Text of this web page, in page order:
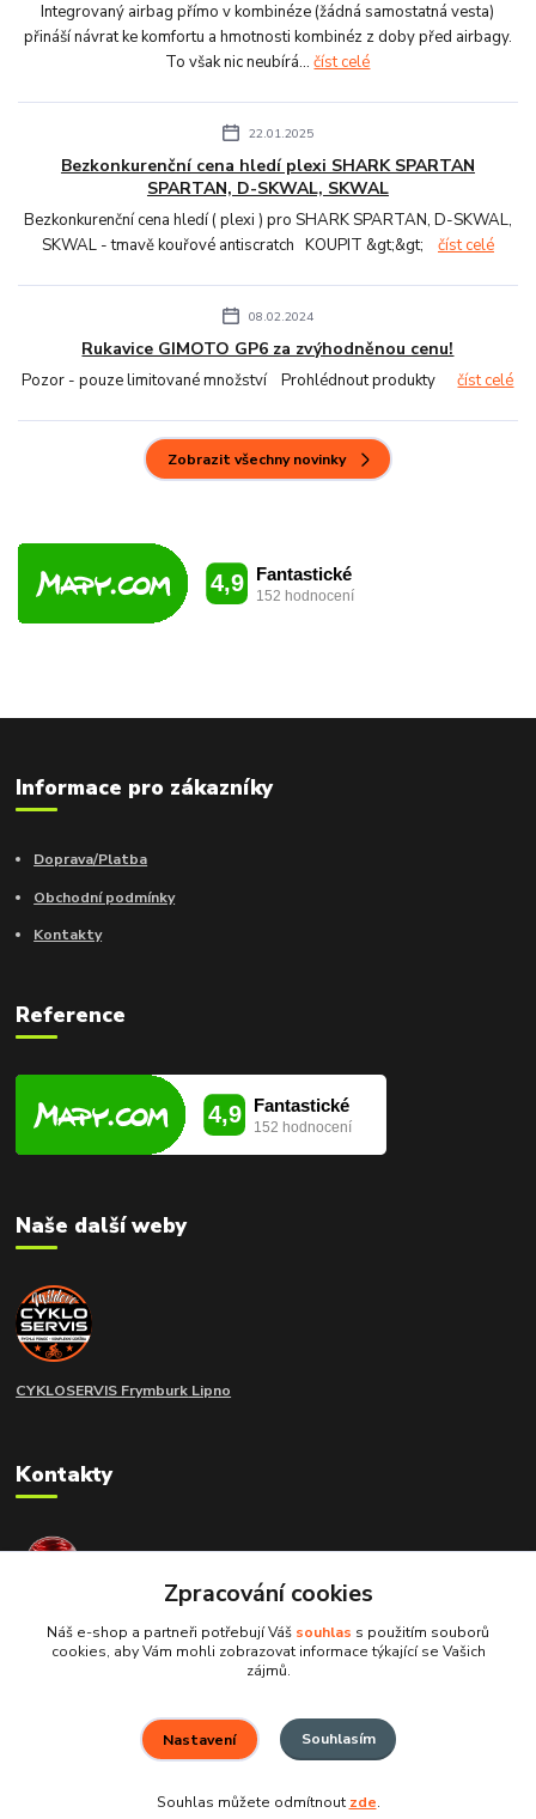
Integrovaný airbag přímo v kombinéze (žádná samostatná vesta)
přináší návrat ke komfortu a hmotnosti kombinéz z doby před airbagy.
To však nic neubírá...číst celé
22.01.2025
Bezkonkurenční cena hledí plexi SHARK SPARTAN
SPARTAN, D-SKWAL, SKWAL
Bezkonkurenční cena hledí ( plexi ) pro SHARK SPARTAN, D-SKWAL,
SKWAL - tmavě kouřové antiscratch KOUPIT &gt;&gt; číst celé
08.02.2024
Rukavice GIMOTO GP6 za zvýhodněnou cenu!
Pozor - pouze limitované množství Prohlédnout produktyčíst celé
Zobrazit všechny novinky
Informace pro zákazníky
Doprava/Platba
Obchodní podmínky
Kontakty
Reference
Naše další weby
CYKLOSERVIS Frymburk Lipno
Kontakty
extramoto STAFF
+420 775 266 214
info@extramoto.cz
Vytvořeno na Eshop-rychle.cz
Zpracování cookies
Náš e-shop a partneři potřebují Váš souhlas s použitím souborů
cookies, aby Vám mohli zobrazovat informace týkající se Vašich
zájmů.
Nastavení Souhlasím
Souhlas můžete odmítnout zde.